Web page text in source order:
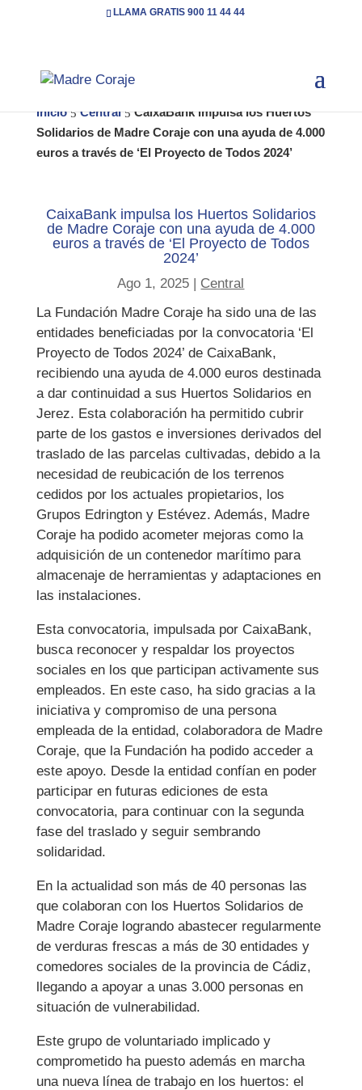
LLAMA GRATIS 900 11 44 44
Inicio 5 Central 5 CaixaBank impulsa los Huertos
Solidarios de Madre Coraje con una ayuda de 4.000
euros a través de ‘El Proyecto de Todos 2024’
CaixaBank impulsa los Huertos Solidarios
de Madre Coraje con una ayuda de 4.000
euros a través de ‘El Proyecto de Todos
2024’
Ago 1, 2025 | Central
La Fundación Madre Coraje ha sido una de las
entidades beneficiadas por la convocatoria ‘El
Proyecto de Todos 2024’ de CaixaBank,
recibiendo una ayuda de 4.000 euros destinada
a dar continuidad a sus Huertos Solidarios en
Jerez. Esta colaboración ha permitido cubrir
parte de los gastos e inversiones derivados del
traslado de las parcelas cultivadas, debido a la
necesidad de reubicación de los terrenos
cedidos por los actuales propietarios, los
Grupos Edrington y Estévez. Además, Madre
Coraje ha podido acometer mejoras como la
adquisición de un contenedor marítimo para
almacenaje de herramientas y adaptaciones en
las instalaciones.
Esta convocatoria, impulsada por CaixaBank,
busca reconocer y respaldar los proyectos
sociales en los que participan activamente sus
empleados. En este caso, ha sido gracias a la
iniciativa y compromiso de una persona
empleada de la entidad, colaboradora de Madre
Coraje, que la Fundación ha podido acceder a
este apoyo. Desde la entidad confían en poder
participar en futuras ediciones de esta
convocatoria, para continuar con la segunda
fase del traslado y seguir sembrando
solidaridad.
En la actualidad son más de 40 personas las
que colaboran con los Huertos Solidarios de
Madre Coraje logrando abastecer regularmente
de verduras frescas a más de 30 entidades y
comedores sociales de la provincia de Cádiz,
llegando a apoyar a unas 3.000 personas en
situación de vulnerabilidad.
Este grupo de voluntariado implicado y
comprometido ha puesto además en marcha
una nueva línea de trabajo en los huertos: el